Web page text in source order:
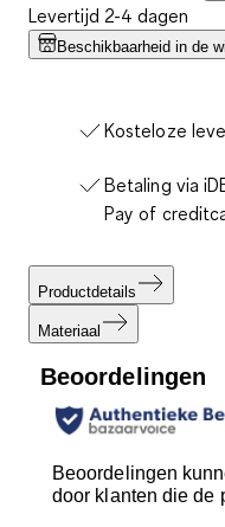
Levertijd 2-4 dagen
Beschikbaarheid in de
Kosteloze
Betaling via
Pay of
Productdetails
Materiaal
Beoordelingen
Beoordelingen
door klanten die de